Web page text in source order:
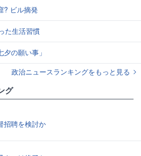
? ビル摘発
た生活習慣
の願い事」
政治ニュースランキングをもっと見る
グ
招聘を検討か